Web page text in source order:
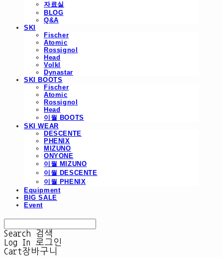
자료실
BLOG
Q&A
SKI
Fischer
Atomic
Rossignol
Head
Volkl
Dynastar
SKI BOOTS
Fischer
Atomic
Rossignol
Head
이월 BOOTS
SKI WEAR
DESCENTE
PHENIX
MIZUNO
ONYONE
이월 MIZUNO
이월 DESCENTE
이월 PHENIX
Equipment
BIG SALE
Event
Search
검색
Log In
로그인
Cart장바구니